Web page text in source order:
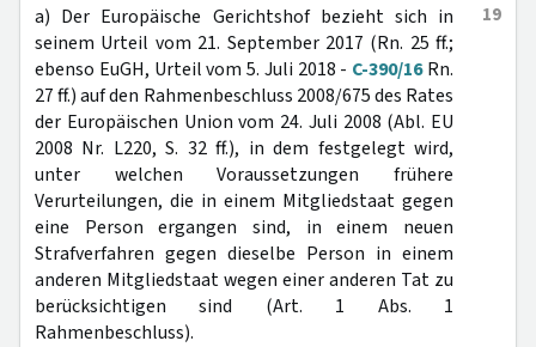
19
a) Der Europäische Gerichtshof bezieht sich in
seinem Urteil vom 21. September 2017 (Rn. 25 ff.;
ebenso EuGH, Urteil vom 5. Juli 2018 - C-390/16Rn.
27 ff.) auf den Rahmenbeschluss 2008/675 des Rates
der Europäischen Union vom 24. Juli 2008 (Abl. EU
2008 Nr. L220, S. 32 ff.), in dem festgelegt wird,
unter welchen Voraussetzungen frühere
Verurteilungen, die in einem Mitgliedstaat gegen
eine Person ergangen sind, in einem neuen
Strafverfahren gegen dieselbe Person in einem
anderen Mitgliedstaat wegen einer anderen Tat zu
berücksichtigen sind (Art. 1 Abs. 1
Rahmenbeschluss).